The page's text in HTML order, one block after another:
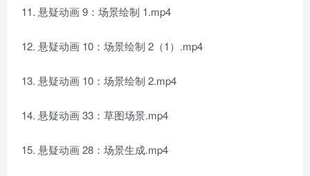
悬疑动画 9：场景绘制 1.mp4
悬疑动画 10：场景绘制 2（1）.mp4
悬疑动画 10：场景绘制 2.mp4
悬疑动画 33：草图场景.mp4
悬疑动画 28：场景生成.mp4